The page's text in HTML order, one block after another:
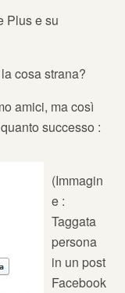
Plus e su
cosa strana?
amici, ma così
successo :
(Immagin
e :
Taggata
persona
in un post
Facebook